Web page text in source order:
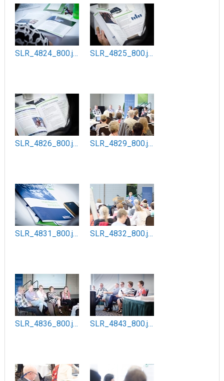
SLR_4824_800.jpg SLR_4825_800.jpg
SLR_4826_800.jpg SLR_4829_800.jpg
SLR_4831_800.jpg SLR_4832_800.jpg
SLR_4836_800.jpg SLR_4843_800.jpg